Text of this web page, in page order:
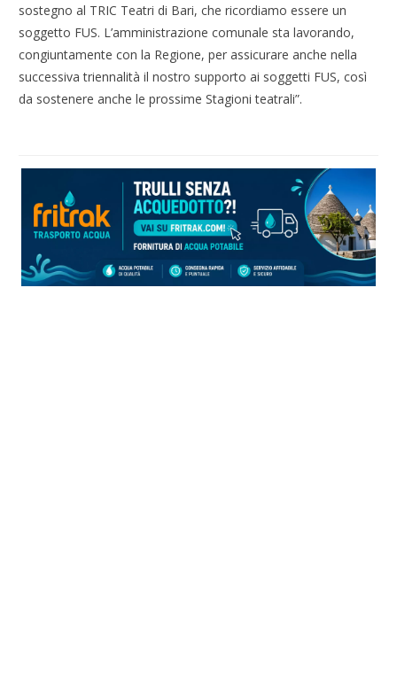
sostegno al TRIC Teatri di Bari, che ricordiamo essere un
soggetto FUS. L’amministrazione comunale sta lavorando,
congiuntamente con la Regione, per assicurare anche nella
successiva triennalità il nostro supporto ai soggetti FUS, così
da sostenere anche le prossime Stagioni teatrali”.